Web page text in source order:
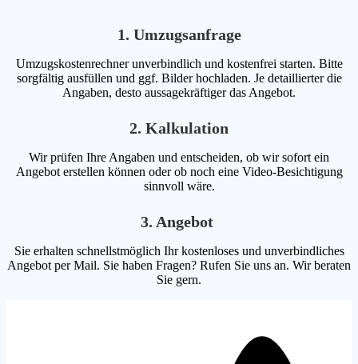
1. Umzugsanfrage
Umzugskostenrechner unverbindlich und kostenfrei starten. Bitte
sorgfältig ausfüllen und ggf. Bilder hochladen. Je detaillierter die
Angaben, desto aussagekräftiger das Angebot.
2. Kalkulation
Wir prüfen Ihre Angaben und entscheiden, ob wir sofort ein
Angebot erstellen können oder ob noch eine Video-Besichtigung
sinnvoll wäre.
3. Angebot
Sie erhalten schnellstmöglich Ihr kostenloses und unverbindliches
Angebot per Mail. Sie haben Fragen? Rufen Sie uns an. Wir beraten
Sie gern.